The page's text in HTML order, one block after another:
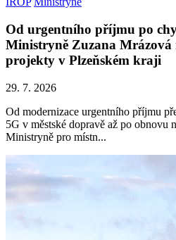
Od urgentního příjmu po
Ministryně Zuzana Mrázová
projekty v Plzeňském kraji
29. 7. 2026
Od modernizace urgentního příjmu
5G v městské dopravě až po obnovu
Ministryně pro místn...